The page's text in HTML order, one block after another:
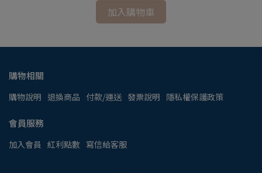
加入購物車
購物相關
購物說明 退換商品 付款/運送 發票說明 隱私權保護政策
會員服務
加入會員 紅利點數 寫信給客服